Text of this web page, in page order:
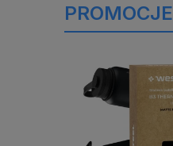
PROMOCJE